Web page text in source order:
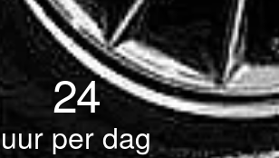
24
uur per dag